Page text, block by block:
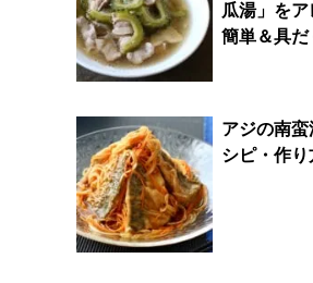
瓜湯」をア
簡単＆具だ
アジの南蛮
シピ・作り